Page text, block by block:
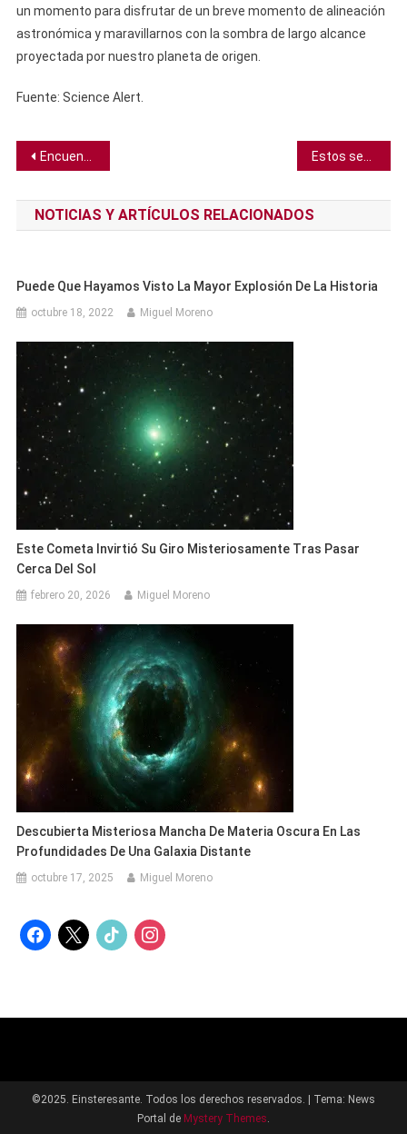
un momento para disfrutar de un breve momento de alineación
astronómica y maravillarnos con la sombra de largo alcance
proyectada por nuestro planeta de origen.
Fuente: Science Alert.
Navegación
de
entradas
Encuentran la más antigua muestra de envenenamiento por mercurio en la historia
NOTICIAS Y ARTÍCULOS RELACIONADOS
Puede Que Hayamos Visto La Mayor Explosión De La Historia
octubre 18, 2022 Miguel Moreno
Este Cometa Invirtió Su Giro Misteriosamente Tras Pasar
Cerca Del Sol
febrero 20, 2026 Miguel Moreno
Descubierta Misteriosa Mancha De Materia Oscura En Las
Profundidades De Una Galaxia Distante
octubre 17, 2025 Miguel Moreno
facebook
x tiktok instagram
©2025. Einsteresante. Todos los derechos reservados. | Tema: News
Portal de Mystery Themes